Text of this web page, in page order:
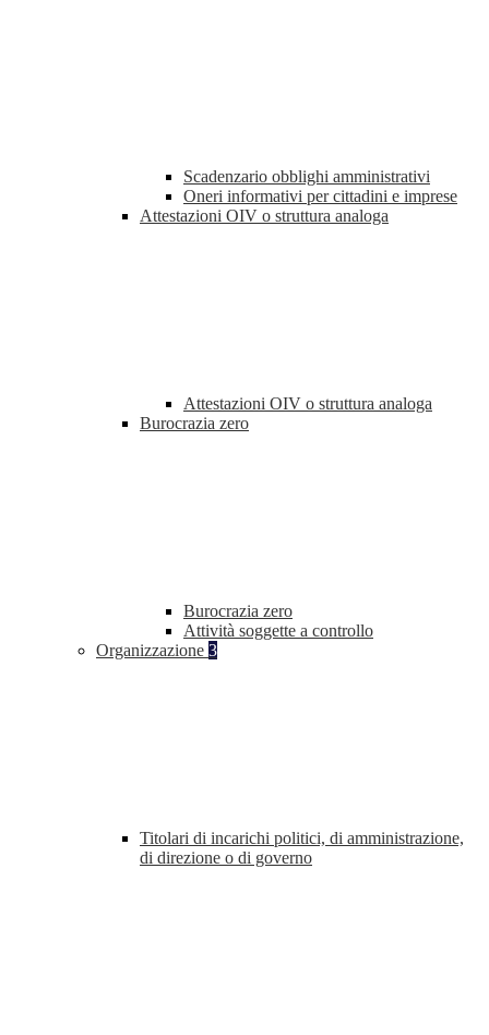
Scadenzario obblighi amministrativi
Oneri informativi per cittadini e imprese
Attestazioni OIV o struttura analoga
Attestazioni OIV o struttura analoga
Burocrazia zero
Burocrazia zero
Attività soggette a controllo
Organizzazione 3
Titolari di incarichi politici, di amministrazione,
di direzione o di governo